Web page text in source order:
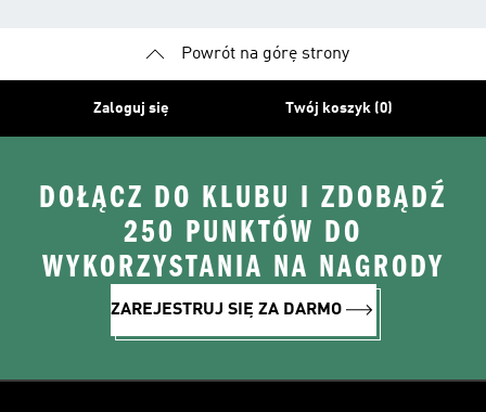
Powrót na górę strony
Zaloguj się Twój koszyk (0)
DOŁĄCZ DO KLUBU I ZDOBĄDŹ
250 PUNKTÓW DO
WYKORZYSTANIA NA NAGRODY
ZAREJESTRUJ SIĘ ZA DARMO